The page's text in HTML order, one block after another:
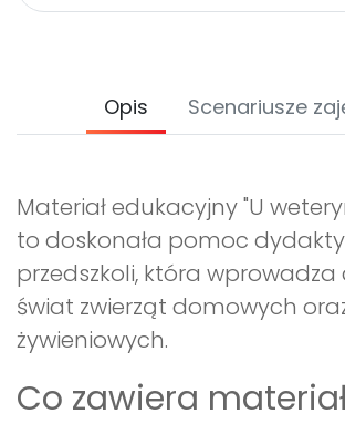
Opis Scenariusze
Materiał edukacyjny "U
to doskonała pomoc
przedszkoli, która wprowadza
świat zwierząt domowych
żywieniowych.
Co zawiera